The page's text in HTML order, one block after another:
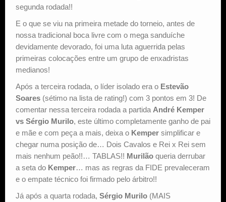
segunda rodada!!
E o que se viu na primeira metade do torneio, antes de
nossa tradicional boca livre com o mega sanduíche
devidamente devorado, foi uma luta aguerrida pelas
primeiras colocações entre um grupo de enxadristas
medianos!
Após a terceira rodada, o líder isolado era o Estevão
Soares (sétimo na lista de rating!) com 3 pontos em 3! De
comentar nessa terceira rodada a partida André Kemper
vs Sérgio Murilo, este último completamente ganho de pai
e mãe e com peça a mais, deixa o Kemper simplificar e
chegar numa posição de… Dois Cavalos e Rei x Rei sem
mais nenhum peão!!… TABLAS!! Murilão queria derrubar
a seta do Kemper… mas as regras da FIDE prevaleceram
e o empate técnico foi firmado pelo árbitro!!
Já após a quarta rodada, Sérgio Murilo (MAIS